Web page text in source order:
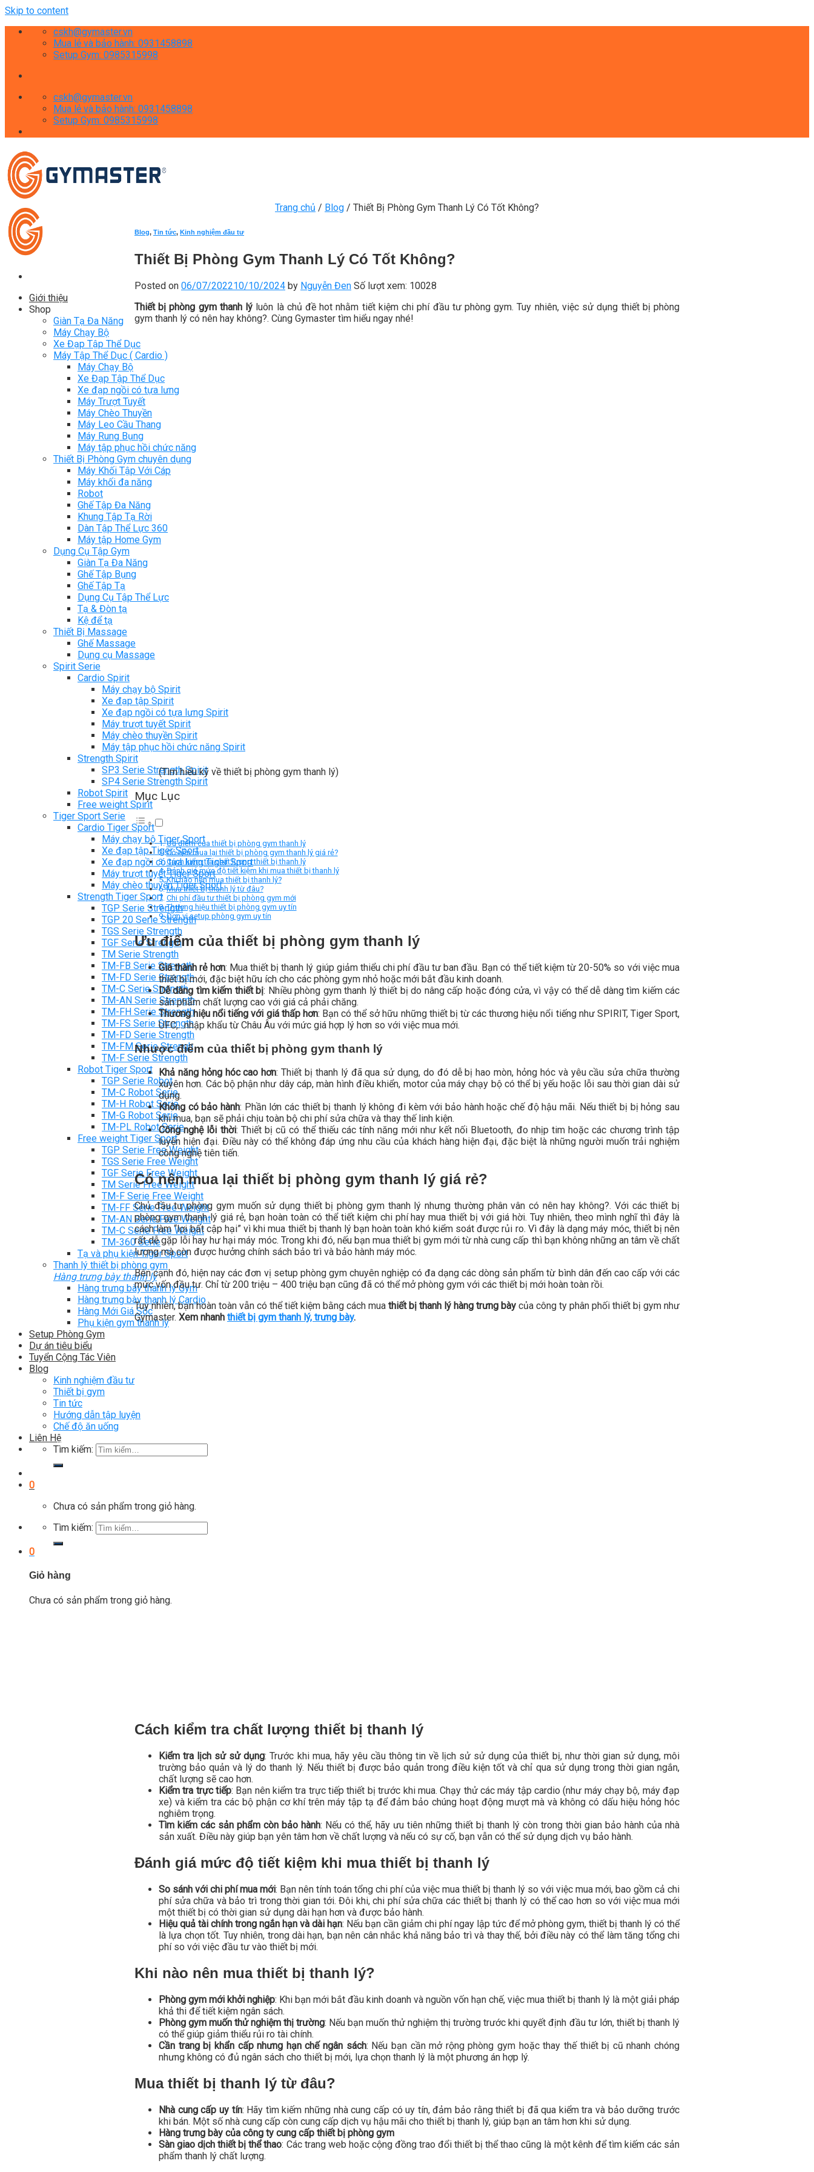
Skip to content
cskh@gymaster.vn
Mua lẻ và bảo hành: 0931458898
Setup Gym: 0985315998
cskh@gymaster.vn
Mua lẻ và bảo hành: 0931458898
Setup Gym: 0985315998
Giới thiệu
Shop
Giàn Tạ Đa Năng
Máy Chạy Bộ
Xe Đạp Tập Thể Dục
Máy Tập Thể Dục ( Cardio )
Máy Chạy Bộ
Xe Đạp Tập Thể Dục
Xe đạp ngồi có tựa lưng
Máy Trượt Tuyết
Máy Chèo Thuyền
Máy Leo Cầu Thang
Máy Rung Bụng
Máy tập phục hồi chức năng
Thiết Bị Phòng Gym chuyên dụng
Máy Khối Tập Với Cáp
Máy khối đa năng
Robot
Ghế Tập Đa Năng
Khung Tập Tạ Rời
Dàn Tập Thể Lực 360
Máy tập Home Gym
Dụng Cụ Tập Gym
Giàn Tạ Đa Năng
Ghế Tập Bụng
Ghế Tập Tạ
Dụng Cụ Tập Thể Lực
Tạ & Đòn tạ
Kệ để tạ
Thiết Bị Massage
Ghế Massage
Dụng cụ Massage
Spirit Serie
Cardio Spirit
Máy chạy bộ Spirit
Xe đạp tập Spirit
Xe đạp ngồi có tựa lưng Spirit
Máy trượt tuyết Spirit
Máy chèo thuyền Spirit
Máy tập phục hồi chức năng Spirit
Strength Spirit
SP3 Serie Strength Spirit
SP4 Serie Strength Spirit
Robot Spirit
Free weight Spirit
Tiger Sport Serie
Cardio Tiger Sport
Máy chạy bộ Tiger Sport
Xe đạp tập Tiger Sport
Xe đạp ngồi có tựa lưng Tiger Sport
Máy trượt tuyết Tiger Sport
Máy chèo thuyền Tiger Sport
Strength Tiger Sport
TGP Serie Strength
TGP 20 Serie Strength
TGS Serie Strength
TGF Serie Strength
TM Serie Strength
TM-FB Serie Strength
TM-FD Serie Strength
TM-C Serie Strength
TM-AN Serie Strength
TM-FH Serie Strength
TM-FS Serie Strength
TM-FD Serie Strength
TM-FM Serie Strengh
TM-F Serie Strength
Robot Tiger Sport
TGP Serie Robot
TM-C Robot Serie
TM-H Robot Serie
TM-G Robot Serie
TM-PL Robot Serie
Free weight Tiger Sport
TGP Serie Free Weight
TGS Serie Free Weight
TGF Serie Free Weight
TM Serie Free Weight
TM-F Serie Free Weight
TM-FF Serie Free Weight
TM-AN Serie Free Weight
TM-C Serie Free Weight
TM-360 Serie
Tạ và phụ kiện Tiger Sport
Thanh lý thiết bị phòng gym
Hàng trưng bày thanh lý
Hàng trưng bày thanh lý Gym
Hàng trưng bày thanh lý Cardio
Hàng Mới Giá Sốc
Phụ kiện gym thanh lý
Setup Phòng Gym
Dự án tiêu biểu
Tuyển Cộng Tác Viên
Blog
Kinh nghiệm đầu tư
Thiết bị gym
Tin tức
Hướng dẫn tập luyện
Chế độ ăn uống
Liên Hệ
Tìm kiếm:
0
Chưa có sản phẩm trong giỏ hàng.
Tìm kiếm:
0
Giỏ hàng
Chưa có sản phẩm trong giỏ hàng.
Trang chủ / Blog / Thiết Bị Phòng Gym Thanh Lý Có Tốt Không?
Blog, Tin tức, Kinh nghiệm đầu tư
Thiết Bị Phòng Gym Thanh Lý Có Tốt Không?
Posted on 06/07/202210/10/2024 by Nguyễn Đen Số lượt xem: 10028
Thiết bị phòng gym thanh lý luôn là chủ đề hot nhằm tiết kiệm chi phí đầu tư phòng gym. Tuy nhiên, việc sử dụng thiết bị phòng
gym thanh lý có nên hay không?. Cùng Gymaster tìm hiểu ngay nhé!
(Tìm hiểu kỹ về thiết bị phòng gym thanh lý)
Mục Lục
Ưu điểm của thiết bị phòng gym thanh lý
Có nên mua lại thiết bị phòng gym thanh lý giá rẻ?
Cách kiểm tra chất lượng thiết bị thanh lý
Đánh giá mức độ tiết kiệm khi mua thiết bị thanh lý
Khi nào nên mua thiết bị thanh lý?
Mua thiết bị thanh lý từ đâu?
Chi phí đầu tư thiết bị phòng gym mới
Thương hiệu thiết bị phòng gym uy tín
Đơn vị setup phòng gym uy tín
Ưu điểm của thiết bị phòng gym thanh lý
Giá thành rẻ hơn: Mua thiết bị thanh lý giúp giảm thiểu chi phí đầu tư ban đầu. Bạn có thể tiết kiệm từ 20-50% so với việc mua
thiết bị mới, đặc biệt hữu ích cho các phòng gym nhỏ hoặc mới bắt đầu kinh doanh.
Dễ dàng tìm kiếm thiết bị: Nhiều phòng gym thanh lý thiết bị do nâng cấp hoặc đóng cửa, vì vậy có thể dễ dàng tìm kiếm các
sản phẩm chất lượng cao với giá cả phải chăng.
Thương hiệu nổi tiếng với giá thấp hơn: Bạn có thể sở hữu những thiết bị từ các thương hiệu nổi tiếng như SPIRIT, Tiger Sport,
UFC,…nhập khẩu từ Châu Âu với mức giá hợp lý hơn so với việc mua mới.
Nhược điểm của thiết bị phòng gym thanh lý
Khả năng hỏng hóc cao hơn: Thiết bị thanh lý đã qua sử dụng, do đó dễ bị hao mòn, hỏng hóc và yêu cầu sửa chữa thường
xuyên hơn. Các bộ phận như dây cáp, màn hình điều khiển, motor của máy chạy bộ có thể bị yếu hoặc lỗi sau thời gian dài sử
dụng.
Không có bảo hành: Phần lớn các thiết bị thanh lý không đi kèm với bảo hành hoặc chế độ hậu mãi. Nếu thiết bị bị hỏng sau
khi mua, bạn sẽ phải chịu toàn bộ chi phí sửa chữa và thay thế linh kiện.
Công nghệ lỗi thời: Thiết bị cũ có thể thiếu các tính năng mới như kết nối Bluetooth, đo nhịp tim hoặc các chương trình tập
luyện hiện đại. Điều này có thể không đáp ứng nhu cầu của khách hàng hiện đại, đặc biệt là những người muốn trải nghiệm
công nghệ tiên tiến.
Có nên mua lại thiết bị phòng gym thanh lý giá rẻ?
Chủ đầu tư phòng gym muốn sử dụng thiết bị phòng gym thanh lý nhưng thường phân vân có nên hay không?. Với các thiết bị
phòng gym thanh lý giá rẻ, bạn hoàn toàn có thể tiết kiệm chi phí hay mua thiết bị với giá hời. Tuy nhiên, theo mình nghĩ thì đây là
cách làm “lợi bất cập hại” vì khi mua thiết bị thanh lý bạn hoàn toàn khó kiểm soát được rủi ro. Vì đây là dạng máy móc, thiết bị nên
rất dễ gặp lỗi hay hư hại máy móc. Trong khi đó, nếu bạn mua thiết bị gym mới từ nhà cung cấp thì bạn không những an tâm về chất
lượng mà còn được hưởng chính sách bảo trì và bảo hành máy móc.
Bên cạnh đó, hiện nay các đơn vị setup phòng gym chuyên nghiệp có đa dạng các dòng sản phẩm từ bình dân đến cao cấp với các
mức vốn đầu tư. Chỉ từ 200 triệu – 400 triệu bạn cũng đã có thể mở phòng gym với các thiết bị mới hoàn toàn rồi.
Tuy nhiên, bạn hoàn toàn vẫn có thể tiết kiệm bằng cách mua thiết bị thanh lý hàng trưng bày của công ty phân phối thiết bị gym như
Gymaster. Xem nhanh thiết bị gym thanh lý, trưng bày.
Cách kiểm tra chất lượng thiết bị thanh lý
Kiểm tra lịch sử sử dụng: Trước khi mua, hãy yêu cầu thông tin về lịch sử sử dụng của thiết bị, như thời gian sử dụng, môi
trường bảo quản và lý do thanh lý. Nếu thiết bị được bảo quản trong điều kiện tốt và chỉ qua sử dụng trong thời gian ngắn,
chất lượng sẽ cao hơn.
Kiểm tra trực tiếp: Bạn nên kiểm tra trực tiếp thiết bị trước khi mua. Chạy thử các máy tập cardio (như máy chạy bộ, máy đạp
xe) và kiểm tra các bộ phận cơ khí trên máy tập tạ để đảm bảo chúng hoạt động mượt mà và không có dấu hiệu hỏng hóc
nghiêm trọng.
Tìm kiếm các sản phẩm còn bảo hành: Nếu có thể, hãy ưu tiên những thiết bị thanh lý còn trong thời gian bảo hành của nhà
sản xuất. Điều này giúp bạn yên tâm hơn về chất lượng và nếu có sự cố, bạn vẫn có thể sử dụng dịch vụ bảo hành.
Đánh giá mức độ tiết kiệm khi mua thiết bị thanh lý
So sánh với chi phí mua mới: Bạn nên tính toán tổng chi phí của việc mua thiết bị thanh lý so với việc mua mới, bao gồm cả chi
phí sửa chữa và bảo trì trong thời gian tới. Đôi khi, chi phí sửa chữa các thiết bị thanh lý có thể cao hơn so với việc mua mới
một thiết bị có thời gian sử dụng dài hạn hơn và được bảo hành.
Hiệu quả tài chính trong ngắn hạn và dài hạn: Nếu bạn cần giảm chi phí ngay lập tức để mở phòng gym, thiết bị thanh lý có thể
là lựa chọn tốt. Tuy nhiên, trong dài hạn, bạn nên cân nhắc khả năng bảo trì và thay thế, bởi điều này có thể làm tăng tổng chi
phí so với việc đầu tư vào thiết bị mới.
Khi nào nên mua thiết bị thanh lý?
Phòng gym mới khởi nghiệp: Khi bạn mới bắt đầu kinh doanh và nguồn vốn hạn chế, việc mua thiết bị thanh lý là một giải pháp
khả thi để tiết kiệm ngân sách.
Phòng gym muốn thử nghiệm thị trường: Nếu bạn muốn thử nghiệm thị trường trước khi quyết định đầu tư lớn, thiết bị thanh lý
có thể giúp giảm thiểu rủi ro tài chính.
Cần trang bị khẩn cấp nhưng hạn chế ngân sách: Nếu bạn cần mở rộng phòng gym hoặc thay thế thiết bị cũ nhanh chóng
nhưng không có đủ ngân sách cho thiết bị mới, lựa chọn thanh lý là một phương án hợp lý.
Mua thiết bị thanh lý từ đâu?
Nhà cung cấp uy tín: Hãy tìm kiếm những nhà cung cấp có uy tín, đảm bảo rằng thiết bị đã qua kiểm tra và bảo dưỡng trước
khi bán. Một số nhà cung cấp còn cung cấp dịch vụ hậu mãi cho thiết bị thanh lý, giúp bạn an tâm hơn khi sử dụng.
Hàng trưng bày của công ty cung cấp thiết bị phòng gym
Sàn giao dịch thiết bị thể thao: Các trang web hoặc cộng đồng trao đổi thiết bị thể thao cũng là một kênh để tìm kiếm các sản
phẩm thanh lý chất lượng.